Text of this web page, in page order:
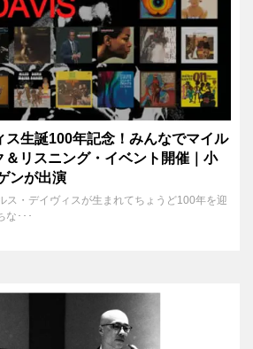
ス生誕100年記念！みんなでマイル
＆リスニング・イベント開催｜小
ンが出演
ス・デイヴィスが生まれてちょうど100年を迎
な･･･